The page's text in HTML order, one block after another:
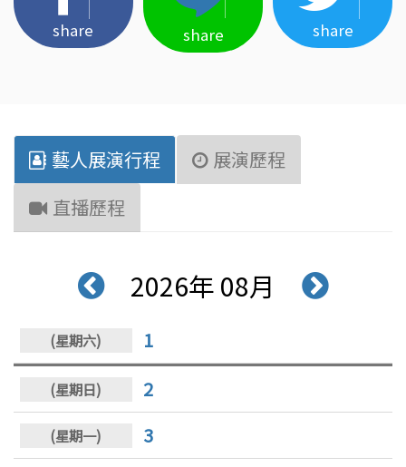
share share share
藝人展演行程
展演歷程
直播歷程
2026年 08月
1
2
3